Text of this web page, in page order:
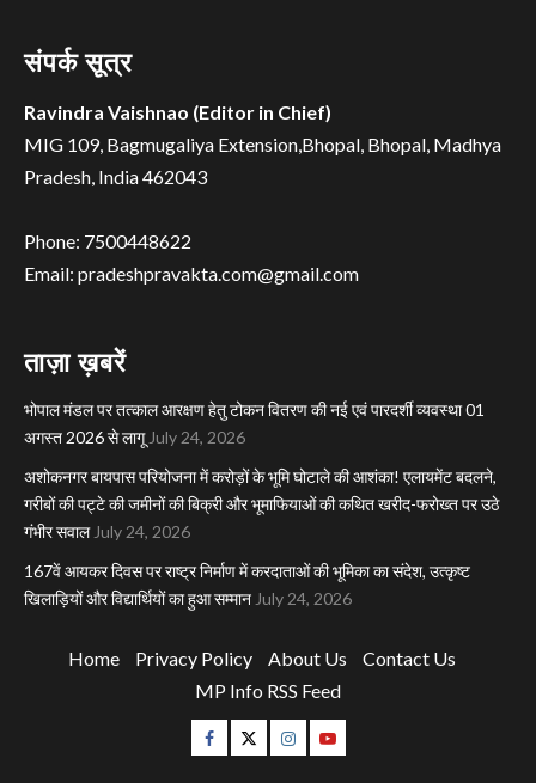
संपर्क सूत्र
Ravindra Vaishnao (Editor in Chief)
MIG 109, Bagmugaliya Extension,Bhopal, Bhopal, Madhya
Pradesh, India 462043
Phone: 7500448622
Email: pradeshpravakta.com@gmail.com
ताज़ा ख़बरें
भोपाल मंडल पर तत्काल आरक्षण हेतु टोकन वितरण की नई एवं पारदर्शी व्यवस्था 01
अगस्त 2026 से लागू July 24, 2026
अशोकनगर बायपास परियोजना में करोड़ों के भूमि घोटाले की आशंका! एलायमेंट बदलने,
गरीबों की पट्टे की जमीनों की बिक्री और भूमाफियाओं की कथित खरीद-फरोख्त पर उठे
गंभीर सवाल July 24, 2026
167वें आयकर दिवस पर राष्ट्र निर्माण में करदाताओं की भूमिका का संदेश, उत्कृष्ट
खिलाड़ियों और विद्यार्थियों का हुआ सम्मान July 24, 2026
Home Privacy Policy About Us
Contact Us
MP Info RSS Feed
Facebook
TwitterInstagram
Youtube